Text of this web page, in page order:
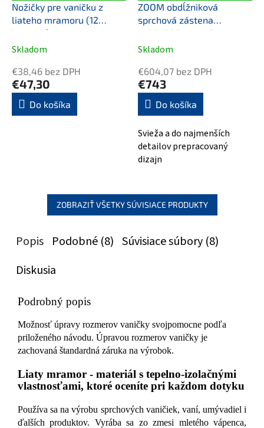
Nožičky pre vaničku z
liateho mramoru (12
ks/sada)
Skladom
€38,46 bez DPH
€47,30
Do košíka
ZOOM obdĺžniková
sprchová zástena
1500x800mm L/P varianta
Skladom
€604,07 bez DPH
€743
Do košíka
Svieža a do najmenších
detailov prepracovaný
dizajn
ZOBRAZIŤ VŠETKY SÚVISIACE PRODUKTY
Popis Podobné (8) Súvisiace súbory (8)
Diskusia
Podrobný popis
Možnosť úpravy rozmerov vaničky svojpomocne podľa
priloženého návodu. Úpravou rozmerov vaničky je
zachovaná štandardná záruka na výrobok.
Liaty mramor - materiál s tepelno-izolačnými
vlastnosťami, ktoré oceníte pri každom dotyku
Používa sa na výrobu sprchových vaničiek, vaní, umývadiel i
ďalších produktov. Vyrába sa zo zmesi mletého vápenca,